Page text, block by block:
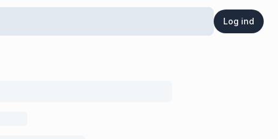
Log ind